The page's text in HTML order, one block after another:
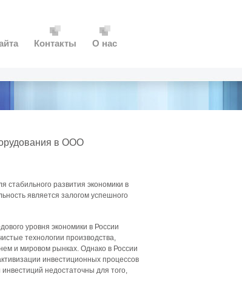
Контакты О нас
в ООО
стабильного развития экономики в
является залогом успешного
уровня экономики в России
технологии производства,
и мировом рынках. Однако в России
инвестиционных процессов
недостаточны для того,